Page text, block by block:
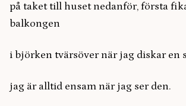
på taket till huset nedanför, första
balkongen
i björken tvärsöver när jag diskar en
jag är alltid ensam när jag ser den.